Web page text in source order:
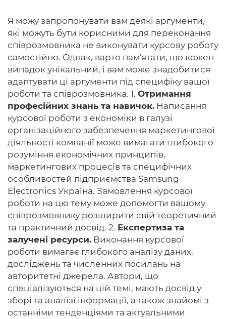
Я можу запропонувати вам деякі аргументи,
які можуть бути корисними для переконання
співрозмовника не виконувати курсову роботу
самостійно. Однак, варто пам'ятати, що кожен
випадок унікальний, і вам може знадобитися
адаптувати ці аргументи під специфіку вашої
роботи та співрозмовника. 1. Отримання
професійних знань та навичок. Написання
курсової роботи з економіки в галузі
організаційного забезпечення маркетингової
діяльності компанії може вимагати глибокого
розуміння економічних принципів,
маркетингових процесів та специфічних
особливостей підприємства Samsung
Electronics Україна. Замовлення курсової
роботи на цю тему може допомогти вашому
співрозмовнику розширити свій теоретичний
та практичний досвід. 2. Експертиза та
залучені ресурси. Виконання курсової
роботи вимагає глибокого аналізу даних,
досліджень та численних посилань на
авторитетні джерела. Автори, що
спеціалізуються на цій темі, мають досвід у
зборі та аналізі інформації, а також знайомі з
останніми тенденціями та актуальними